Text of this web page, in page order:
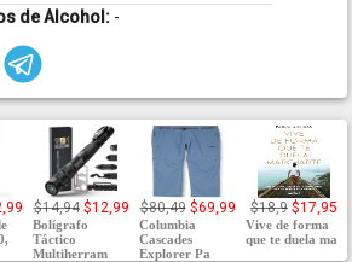
de Alcohol: -
$14,94 $12,99
Bolígrafo
Táctico
Multiherram
$80,49 $69,99
Columbia
Cascades
Explorer Pa
$18,9 $17,95
Vive de forma
que te duela ma